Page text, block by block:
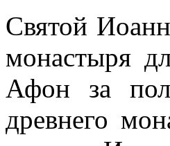
Святой
монастыря
Афон за
древнего